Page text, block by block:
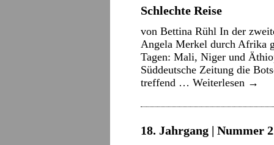
Schlechte Reise
von Bettina Rühl In der
Angela Merkel durch Afrika
Tagen: Mali, Niger und
Süddeutsche Zeitung die
treffend … Weiterlesen →
18. Jahrgang | Nummer